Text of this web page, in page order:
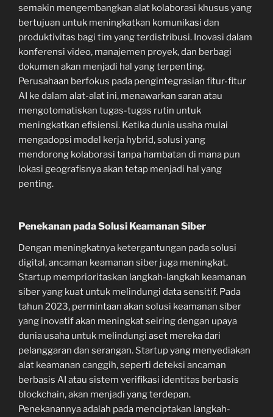
semakin mengembangkan alat kolaborasi khusus yang
bertujuan untuk meningkatkan komunikasi dan
produktivitas bagi tim yang terdistribusi. Inovasi dalam
konferensi video, manajemen proyek, dan berbagi
dokumen akan menjadi hal yang terpenting.
Perusahaan berfokus pada pengintegrasian fitur-fitur
AI ke dalam alat-alat ini, menawarkan saran atau
mengotomatiskan tugas-tugas rutin untuk
meningkatkan efisiensi. Ketika dunia usaha mulai
mengadopsi model kerja hybrid, solusi yang
mendorong kolaborasi tanpa hambatan di mana pun
lokasi geografisnya akan tetap menjadi hal yang
penting.
Penekanan pada Solusi Keamanan Siber
Dengan meningkatnya ketergantungan pada solusi
digital, ancaman keamanan siber juga meningkat.
Startup memprioritaskan langkah-langkah keamanan
siber yang kuat untuk melindungi data sensitif. Pada
tahun 2023, permintaan akan solusi keamanan siber
yang inovatif akan meningkat seiring dengan upaya
dunia usaha untuk melindungi aset mereka dari
pelanggaran dan serangan. Startup yang menyediakan
alat keamanan canggih, seperti deteksi ancaman
berbasis AI atau sistem verifikasi identitas berbasis
blockchain, akan menjadi yang terdepan.
Penekanannya adalah pada menciptakan langkah-